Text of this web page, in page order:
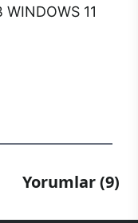
11
Yorumlar (9)